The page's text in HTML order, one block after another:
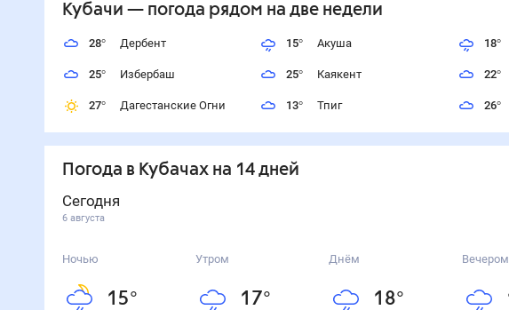
Кубачи — погода рядом на две недели
28° Дербент
25° Избербаш
27° Дагестанские Огни
15° Акуша
25° Каякент
13° Тпиг
18°
22°
26°
Погода в Кубачахна 14 дней
Сегодня
6 августа
Ночью
15°
Утром
17°
Днём
18°
Вечером